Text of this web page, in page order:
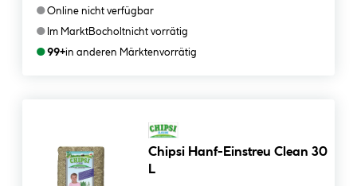
●Online nicht verfügbar
● Im MarktBocholtnicht vorrätig
●99+in anderen Märktenvorrätig
Chipsi Hanf-Einstreu Clean 30
L